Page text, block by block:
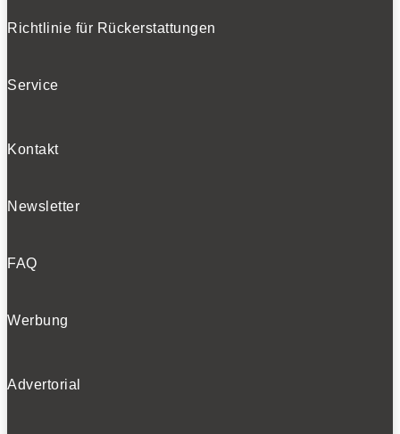
Richtlinie für Rückerstattungen
Service
Kontakt
Newsletter
FAQ
Werbung
Advertorial